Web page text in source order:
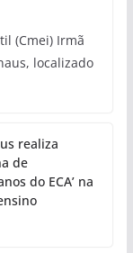
(Cmei) Irmã
localizado
realiza
de
do ECA’ na